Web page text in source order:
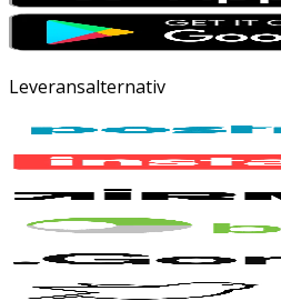
Leveransalternativ